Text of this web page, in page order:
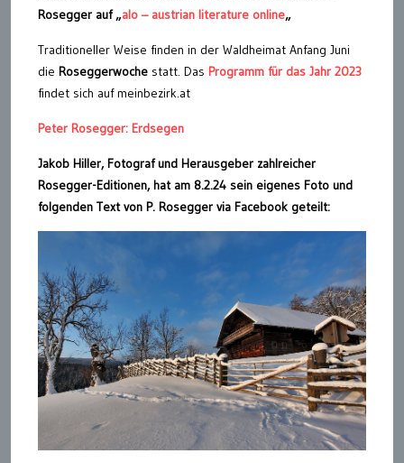
Rosegger auf „alo – austrian literature online„
Traditioneller Weise finden in der Waldheimat Anfang Juni
die Roseggerwoche statt. Das Programm für das Jahr 2023
findet sich auf meinbezirk.at
Peter Rosegger: Erdsegen
Jakob Hiller, Fotograf und Herausgeber zahlreicher
Rosegger-Editionen, hat am 8.2.24 sein eigenes Foto und
folgenden Text von P. Rosegger via Facebook geteilt: